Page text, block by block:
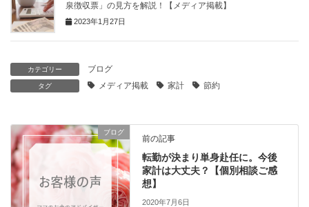
泉徴収票」の見方を解説！【メディア掲載】
2023年1月27日
カテゴリー ブログ
タグ メディア掲載 家計 節約
ブログ
前の記事
転勤が決まり単身赴任に。今後
家計は大丈夫？【個別相談ご感
想】
2020年7月6日